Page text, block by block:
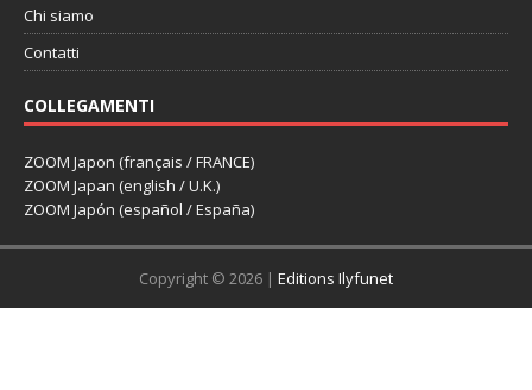
Chi siamo
Contatti
COLLEGAMENTI
ZOOM Japon (français / FRANCE)
ZOOM Japan (english / U.K.)
ZOOM Japón (español / España)
Copyright © 2026 | Editions Ilyfunet